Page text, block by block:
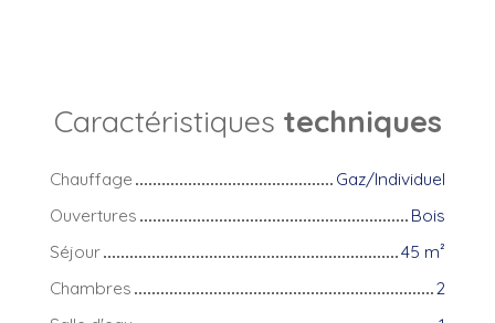
Caractéristiques techniques
Chauffage
Gaz/Individuel
Ouvertures
Bois
Séjour
45 m²
Chambres
2